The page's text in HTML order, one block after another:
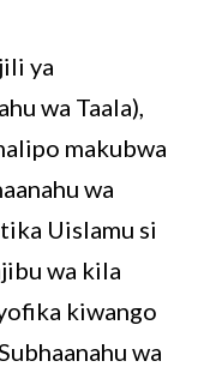
ya
wa Taala),
makubwa
wa
Uislamu si
wa kila
kiwango
wa